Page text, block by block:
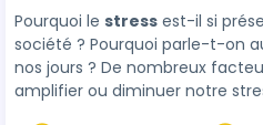
Pourquoi le stress est-il si
société ? Pourquoi parle-t-on
nos jours ? De nombreux facteurs viennent
amplifier ou diminuer notre